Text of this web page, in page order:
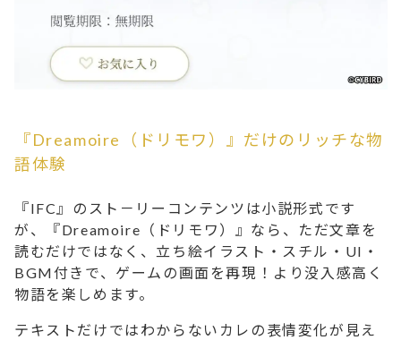
『Dreamoire（ドリモワ）』だけのリッチな物
語体験
『IFC』のスト－リーコンテンツは小説形式です
が、『Dreamoire（ドリモワ）』なら、ただ文章を
読むだけではなく、立ち絵イラスト・スチル・UI・
BGM付きで、ゲームの画面を再現！より没入感高く
物語を楽しめます。
テキストだけではわからないカレの表情変化が見え